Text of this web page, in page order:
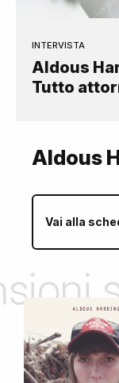
INTERVISTA
Aldous
Tutto
Aldous
Vai alla